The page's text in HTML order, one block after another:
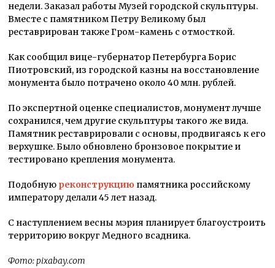
недели. Заказал работы Музей городской скульптуры.
Вместе с памятником Петру Великому был
реставрирован также Гром-камень с отмосткой.
Как сообщил вице-губернатор Петербурга Борис
Пиотровский, из городской казны на восстановление
монумента было потрачено около 40 млн. рублей.
По экспертной оценке специалистов, монумент лучше
сохранился, чем другие скульптуры такого же вида.
Памятник реставрировали с основы, продвигаясь к его
верхушке. Было обновлено бронзовое покрытие и
тестировано крепления монумента.
Подобную реконструкцию памятника российскому
императору делали 45 лет назад.
С наступлением весны мэрия планирует благоустроить
территорию вокруг Медного всадника.
Фото: pixabay.com